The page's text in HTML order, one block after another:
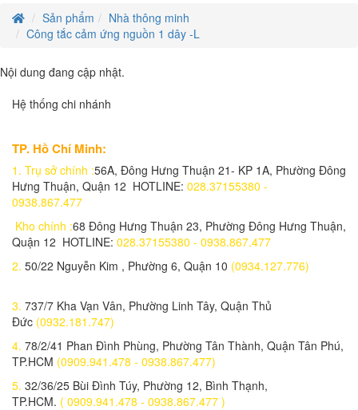
Sản phẩm
Nhà thông minh
Công tắc cảm ứng nguồn 1 dây -L
Nội dung đang cập nhật.
Hệ thống chi nhánh
TP. Hồ Chí Minh:
1. Trụ sở chính :56A, Đông Hưng Thuận 21- KP 1A, Phường Đông
Hưng Thuận, Quận 12 HOTLINE: 028.37155380 -
0938.867.477
Kho chính :68 Đông Hưng Thuận 23, Phường Đông Hưng Thuận,
Quận 12 HOTLINE: 028.37155380 - 0938.867.477
2. 50/22 Nguyễn Kim , Phường 6, Quận 10 (0934.127.776)
3. 737/7 Kha Vạn Vân, Phường Linh Tây, Quận Thủ
Đức (0932.181.747)
4. 78/2/41 Phan Đình Phùng, Phường Tân Thành, Quận Tân Phú,
TP.HCM (0909.941.478 - 0938.867.477)
5. 32/36/25 Bùi Đình Túy, Phường 12, Bình Thạnh,
TP.HCM. ( 0909.941.478 - 0938.867.477 )